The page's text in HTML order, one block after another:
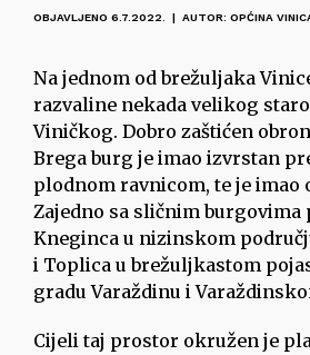
OBJAVLJENO 6.7.2022. | AUTOR: OPĆINA
Na jednom od brežuljaka
razvaline nekada velikog
Viničkog. Dobro zaštićen
Brega burg je imao izvrstan
plodnom ravnicom, te je imao
Zajedno sa sličnim burgovima
Kneginca u nizinskom
i Toplica u brežuljkastom
gradu Varaždinu i
Cijeli taj prostor okružen je